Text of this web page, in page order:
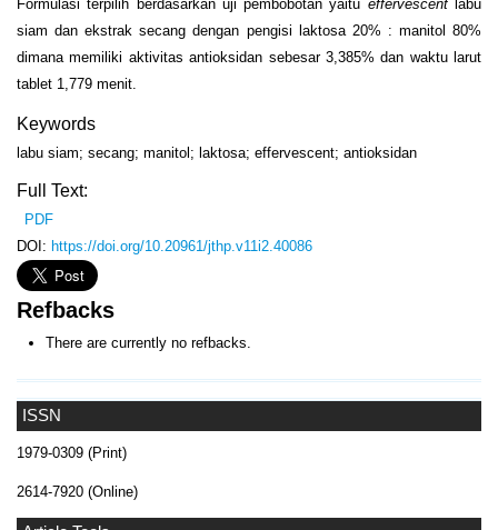
ISSN
1979-0309 (Print)
2614-7920 (Online)
Formulasi terpilih berdasarkan uji pembobotan yaitu effervescentlabu
siam dan ekstrak secang dengan pengisi laktosa 20% : manitol 80%
dimana memiliki aktivitas antioksidan sebesar 3,385% dan waktu larut
tablet 1,779 menit.
Keywords
labu siam; secang; manitol; laktosa; effervescent; antioksidan
Full Text:
PDF
DOI: https://doi.org/10.20961/jthp.v11i2.40086
Refbacks
There are currently no refbacks.